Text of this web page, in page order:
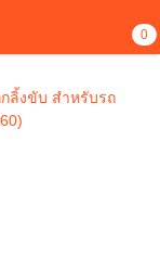
0
ลิ้งขับ สำหรับรถ